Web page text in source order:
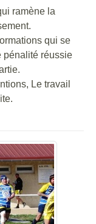
ramène la
qui se
pénalité réussie
Le travail